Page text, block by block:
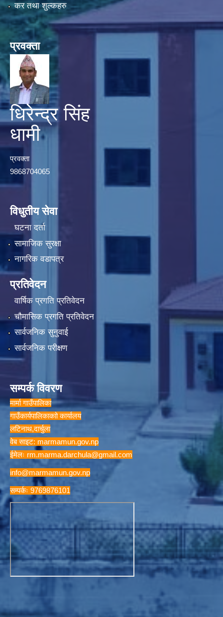
कर तथा शुल्कहरु
प्रवक्ता
धिरेन्द्र सिंह
धामी
प्रवक्ता
9868704065
विधुतीय सेवा
घटना दर्ता
सामाजिक सुरक्षा
नागरिक वडापत्र
प्रतिवेदन
वार्षिक प्रगति प्रतिवेदन
चौमासिक प्रगति प्रतिवेदन
सार्वजनिक सुनुवाई
सार्वजनिक परीक्षण
सम्पर्क विवरण
मार्मा गाउँपालिका
गाउँकार्यपालिकाकाो कार्यालय
लटिनाथ,दार्चुला
वेब साइट: marmamun.gov.np
ईमेलः rm.marma.darchula@gmail.com
info@marmamun.gov.np
सम्पर्कः 9769876101